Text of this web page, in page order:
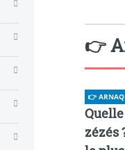
👉
👉
zézés